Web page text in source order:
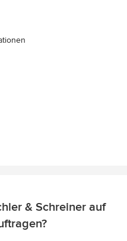
& Schreiner auf